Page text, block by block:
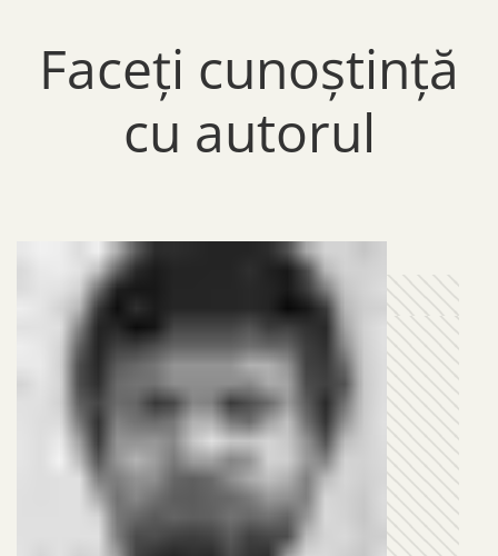
Faceți cunoștință
cu autorul